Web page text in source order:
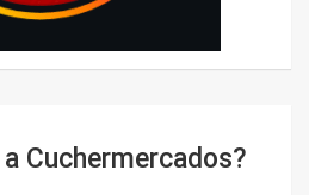
Cuchermercados?